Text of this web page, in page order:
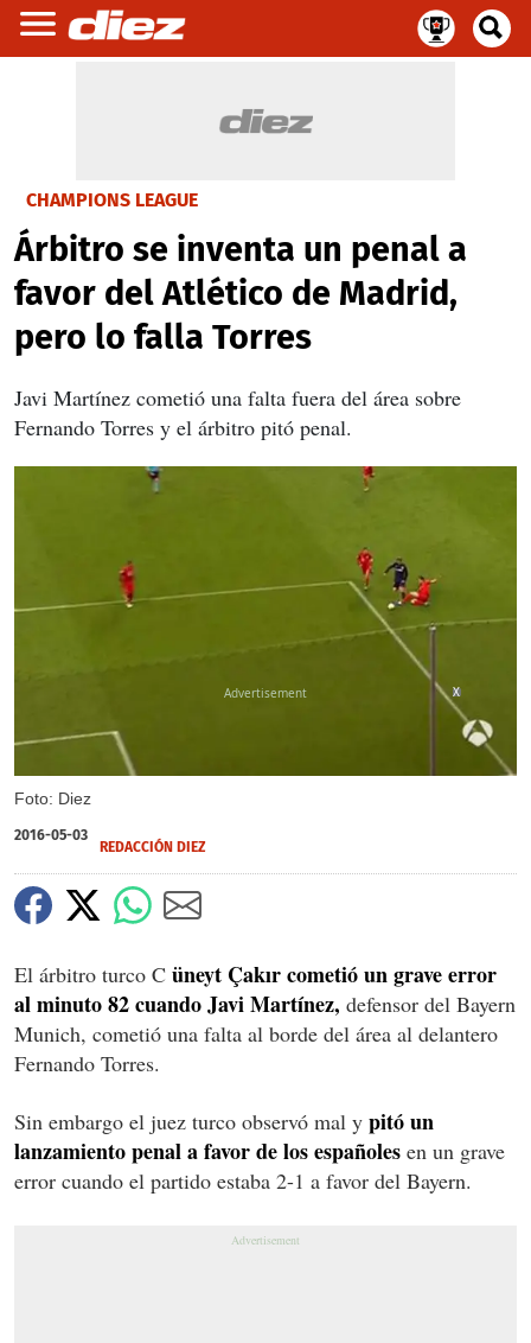
CHAMPIONS LEAGUE
Árbitro se inventa un penal a
favor del Atlético de Madrid,
pero lo falla Torres
Javi Martínez cometió una falta fuera del área sobre
Fernando Torres y el árbitro pitó penal.
Foto: Diez
X
2016-05-03
REDACCIÓN DIEZ
El árbitro turco C üneyt Çakır cometió un grave error
al minuto 82 cuando Javi Martínez, defensor del Bayern
Munich, cometió una falta al borde del área al delantero
Fernando Torres.
Sin embargo el juez turco observó mal y pitó un
lanzamiento penal a favor de los españoles en un grave
error cuando el partido estaba 2-1 a favor del Bayern.